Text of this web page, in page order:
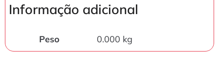
Informação adicional
Peso 0.000 kg